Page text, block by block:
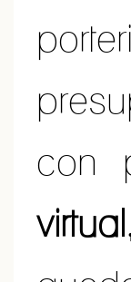
con
virtual